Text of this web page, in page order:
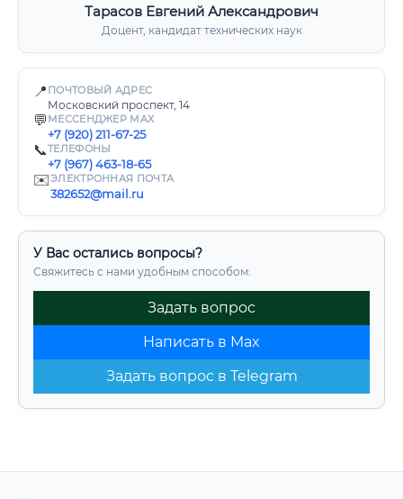
Тарасов Евгений Александрович
Доцент, кандидат технических наук
📍 ПОЧТОВЫЙ АДРЕС
Московский проспект, 14
💬 МЕССЕНДЖЕР MAX
+7 (920) 211-67-25
📞ТЕЛЕФОНЫ
+7 (967) 463-18-65
✉️ЭЛЕКТРОННАЯ ПОЧТА
382652@mail.ru
У Вас остались вопросы?
Свяжитесь с нами удобным способом:
Задать вопрос
Написать в Max
Задать вопрос в Telegram